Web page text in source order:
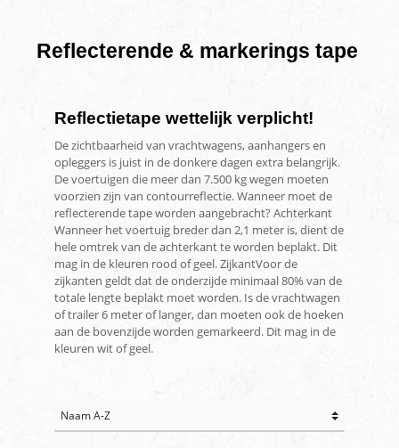
Reflecterende & markerings tape
Reflectietape wettelijk verplicht!
De zichtbaarheid van vrachtwagens, aanhangers en
opleggers is juist in de donkere dagen extra belangrijk.
De voertuigen die meer dan 7.500 kg wegen moeten
voorzien zijn van contourreflectie. Wanneer moet de
reflecterende tape worden aangebracht? Achterkant
Wanneer het voertuig breder dan 2,1 meter is, dient de
hele omtrek van de achterkant te worden beplakt. Dit
mag in de kleuren rood of geel. ZijkantVoor de
zijkanten geldt dat de onderzijde minimaal 80% van de
totale lengte beplakt moet worden. Is de vrachtwagen
of trailer 6 meter of langer, dan moeten ook de hoeken
aan de bovenzijde worden gemarkeerd. Dit mag in de
kleuren wit of geel.